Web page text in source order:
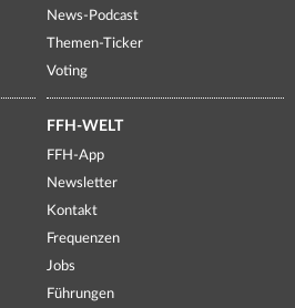
News-Podcast
Themen-Ticker
Voting
FFH-WELT
FFH-App
Newsletter
Kontakt
Frequenzen
Jobs
Führungen